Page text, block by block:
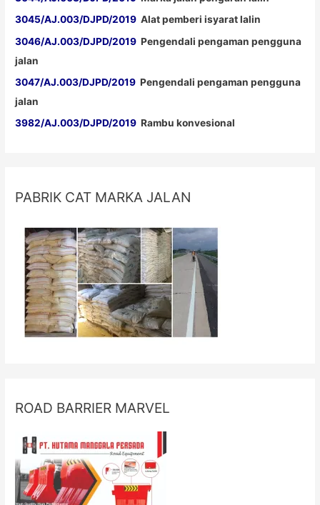
3045/AJ.003/DJPD/2019 Alat pemberi isyarat lalin
3046/AJ.003/DJPD/2019 Pengendali pengaman pengguna
jalan
3047/AJ.003/DJPD/2019 Pengendali pengaman pengguna
jalan
3982/AJ.003/DJPD/2019 Rambu konvesional
PABRIK CAT MARKA JALAN
ROAD BARRIER MARVEL